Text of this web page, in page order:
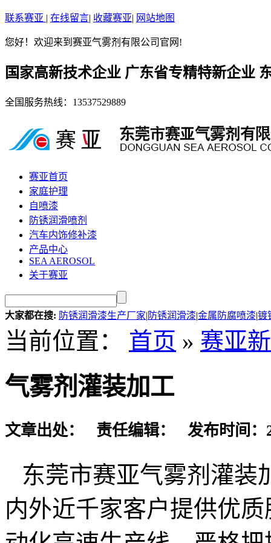
联系赛亚 | 在线留言| 收藏赛亚| 网站地图
您好！欢迎来到赛亚气雾剂有限公司官网!
国家高新技术企业 广东省专精特新企业
全国服务热线： 13537529889
赛亚首页
家庭护理
自喷漆
防锈润滑喷剂
汽车内饰修补漆
产品中心
SEA AEROSOL
关于赛亚
大家都在搜: 防锈润滑漆生产厂家| 防锈润滑漆|金属防腐喷漆|镀
当前位置： 首页 » 赛亚
气雾剂灌装加工
文章出处： 责任编辑： 发布时间：
东莞市赛亚气雾剂灌装
内外近千家客户提供优